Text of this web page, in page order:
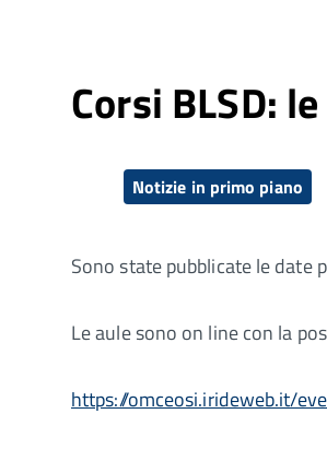
Corsi BLSD:
Notizie in primo piano
Sono state pubblicate le date
Le aule sono on line con la
https://omceosi.irideweb.it/